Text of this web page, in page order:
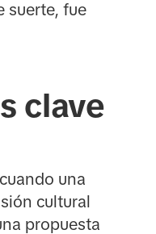
suerte, fue
clave
una
cultural
propuesta